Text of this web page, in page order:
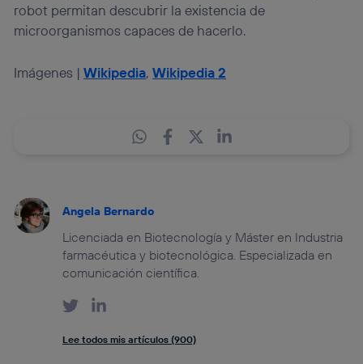
robot permitan descubrir la existencia de
microorganismos capaces de hacerlo.
Imágenes |Wikipedia,Wikipedia 2
Angela Bernardo
Licenciada en Biotecnología y Máster en Industria
farmacéutica y biotecnológica. Especializada en
comunicación científica.
Lee todos mis artículos (900)